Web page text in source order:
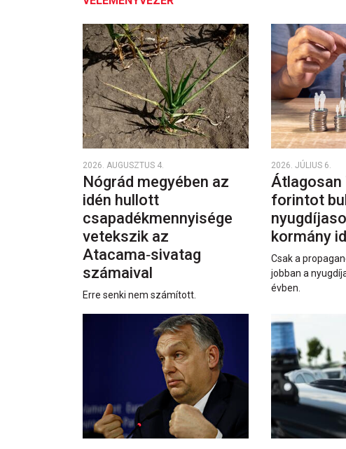
2026. AUGUSZTUS 4.
Nógrád megyében az
idén hullott
csapadékmennyisége
vetekszik az
Atacama‑sivatag
számaival
Erre senki nem számított.
2026. JÚLIUS 6.
Átlagosan
forintot
kormány
Csak a
jobban a
évben.